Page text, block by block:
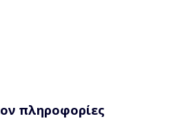
πληροφορίες